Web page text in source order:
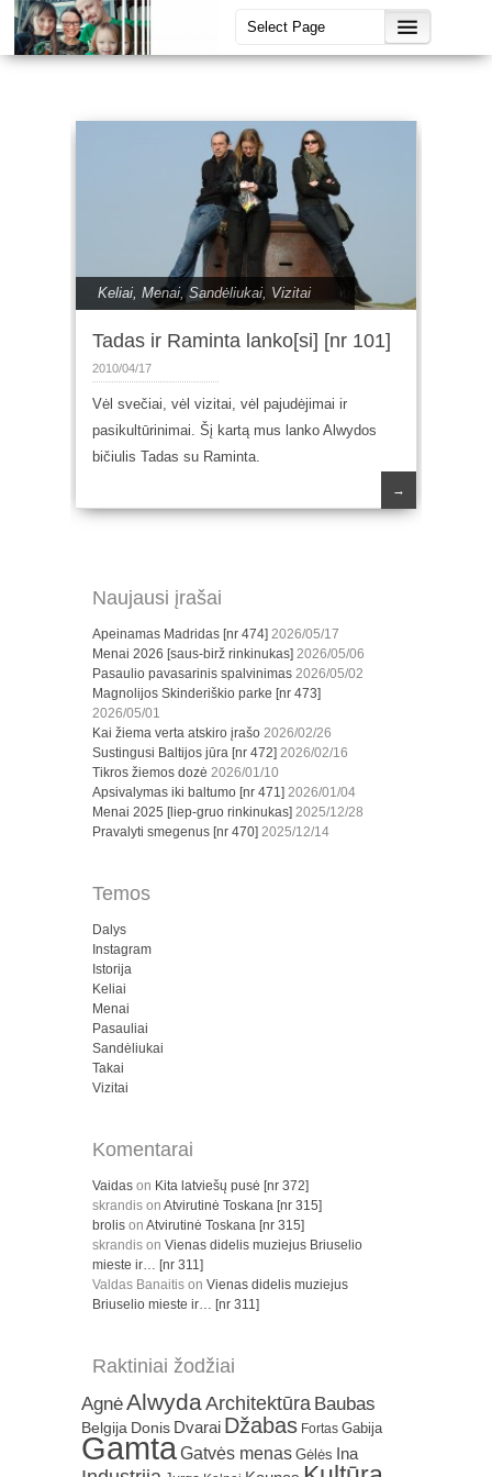
Keliai Menai,Sandėliukai Vizitai
Tadas ir Raminta lanko[si] [nr 101]
2010/04/17
Vėl svečiai, vėl vizitai, vėl pajudėjimai ir
pasikultūrinimai. Šį kartą mus lanko Alwydos
bičiulis Tadas su Raminta.
→
Naujausi įrašai
Apeinamas Madridas [nr 474] 2026/05/17
Menai 2026 [saus-birž rinkinukas] 2026/05/06
Pasaulio pavasarinis spalvinimas 2026/05/02
Magnolijos Skinderiškio parke [nr 473]
2026/05/01
Kai žiema verta atskiro įrašo 2026/02/26
Sustingusi Baltijos jūra [nr 472] 2026/02/16
Tikros žiemos dozė 2026/01/10
Apsivalymas iki baltumo [nr 471] 2026/01/04
Menai 2025 [liep-gruo rinkinukas] 2025/12/28
Pravalyti smegenus [nr 470] 2025/12/14
Temos
Dalys
Instagram
Istorija
Keliai
Menai
Pasauliai
Sandėliukai
Takai
Vizitai
Komentarai
Vaidas on Kita latviešų pusė [nr 372]
skrandis on Atvirutinė Toskana [nr 315]
brolis on Atvirutinė Toskana [nr 315]
skrandis on Vienas didelis muziejus Briuselio
mieste ir… [nr 311]
Valdas Banaitis on Vienas didelis muziejus
Briuselio mieste ir… [nr 311]
Raktiniai žodžiai
Agnė Alwyda Architektūra Baubas
Belgija Donis Dvarai Džabas Fortas Gabija
Gamta Gatvės menas Gėlės Ina